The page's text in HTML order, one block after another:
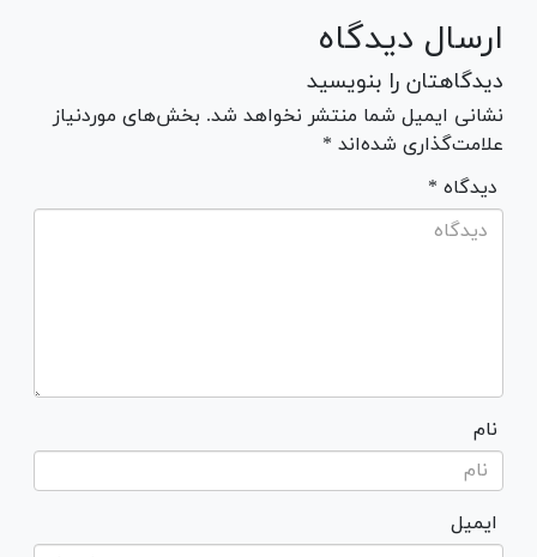
ارسال دیدگاه
دیدگاهتان را بنویسید
نشانی ایمیل شما منتشر نخواهد شد. بخش‌های موردنیاز
علامت‌گذاری شده‌اند *
* دیدگاه
نام
ایمیل